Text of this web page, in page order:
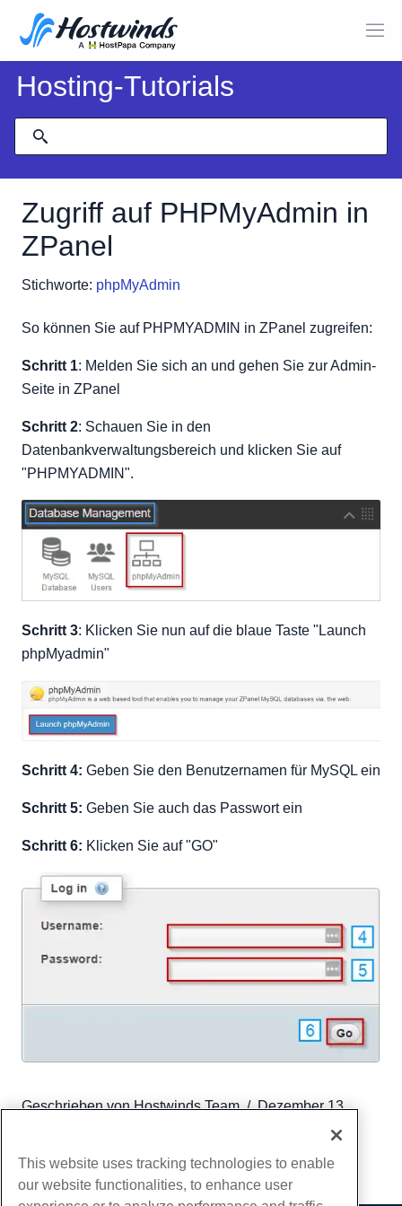
Hosting-Tutorials
Zugriff auf PHPMyAdmin in
ZPanel
Stichworte: phpMyAdmin
So können Sie auf PHPMYADMIN in ZPanel zugreifen:
Schritt 1: Melden Sie sich an und gehen Sie zur Admin-
Seite in ZPanel
Schritt 2: Schauen Sie in den
Datenbankverwaltungsbereich und klicken Sie auf
"PHPMYADMIN".
Schritt 3: Klicken Sie nun auf die blaue Taste "Launch
phpMyadmin"
Schritt 4: Geben Sie den Benutzernamen für MySQL ein
Schritt 5: Geben Sie auch das Passwort ein
Schritt 6: Klicken Sie auf "GO"
Geschrieben von Hostwinds Team/Dezember 13,
Kopieren URL
This website uses tracking technologies to enable
our website functionalities, to enhance user